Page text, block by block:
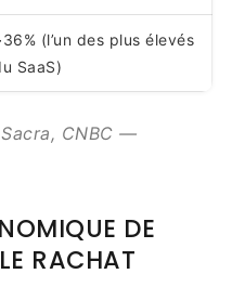
(l’un des plus élevés
SaaS)
CNBC —
DE
RACHAT